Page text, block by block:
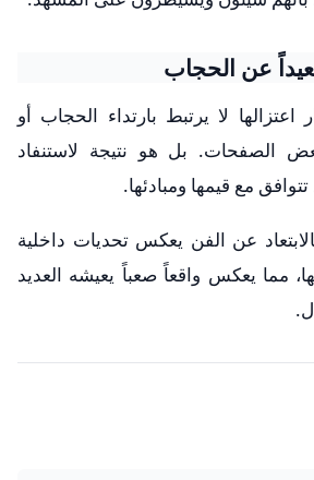
عن الحجاب
اعتزالها لا يرتبط بارتداء الحجاب أو
الصفحات. بل هو نتيجة لاستنفاد
مع قيمها ومبادئها.
عن الفن يعكس تحديات داخلية
مما يعكس واقعاً صعباً يعيشه العديد